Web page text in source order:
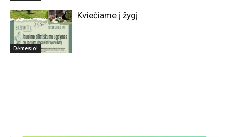
Dėmesio!
Kviečiame į žygį